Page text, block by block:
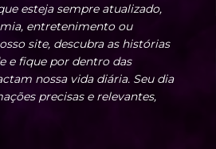
esteja sempre atualizado,
entretenimento ou
site, descubra as histórias
e fique por dentro das
nossa vida diária. Seu dia
precisas e relevantes,